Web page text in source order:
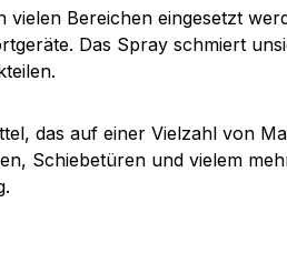
Bereichen eingesetzt
Das Spray schmiert
das auf einer Vielzahl von
Schiebetüren und vielem